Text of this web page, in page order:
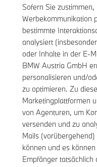
Sofern Sie
Werbekommunikation
bestimmte
analysiert
oder Inhalte in der E-
BMW Austria GmbH
personalisieren und/
zu optimieren. Zu
Marketingplattformen
von Agenturen, um
versenden und zu
Mails
können und es
Empfänger